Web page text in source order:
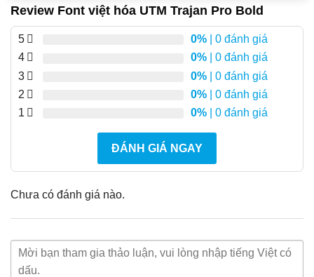
Review Font việt hóa UTM Trajan Pro Bold
5 0% | 0 đánh giá
4
0% | 0 đánh giá
3
0% | 0 đánh giá
2
0% | 0 đánh giá
1
0% | 0 đánh giá
ĐÁNH GIÁ NGAY
Chưa có đánh giá nào.